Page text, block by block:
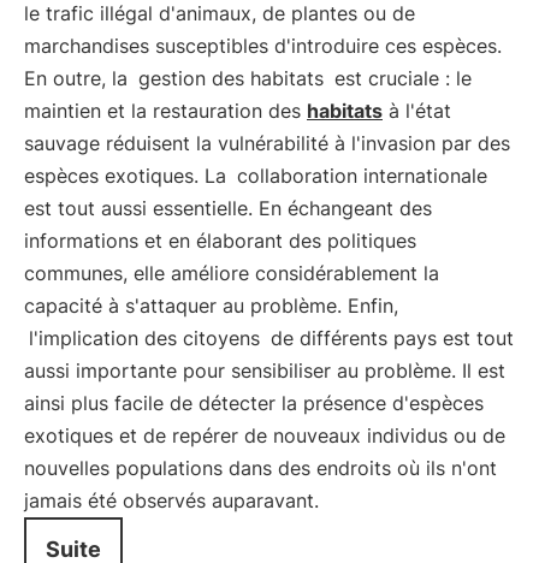
le trafic illégal d'animaux, de plantes ou de
marchandises susceptibles d'introduire ces espèces.
En outre, la gestion des habitats est cruciale : le
maintien et la restauration des habitats à l'état
sauvage réduisent la vulnérabilité à l'invasion par des
espèces exotiques. La collaboration internationale
est tout aussi essentielle. En échangeant des
informations et en élaborant des politiques
communes, elle améliore considérablement la
capacité à s'attaquer au problème. Enfin,
l'implication des citoyens de différents pays est tout
aussi importante pour sensibiliser au problème. Il est
ainsi plus facile de détecter la présence d'espèces
exotiques et de repérer de nouveaux individus ou de
nouvelles populations dans des endroits où ils n'ont
jamais été observés auparavant.
Suite